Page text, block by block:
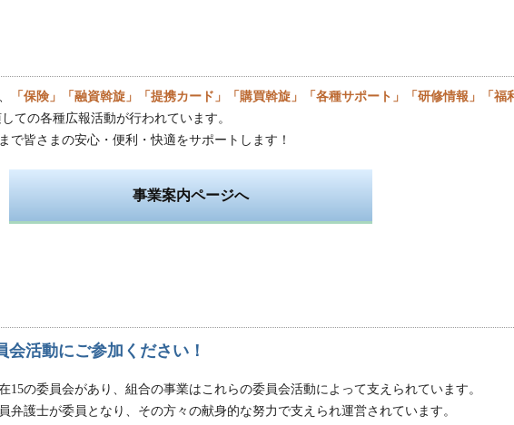
「保険」「融資斡旋」「提携カード」「購買斡旋」「各種サポート」「研修情報」「福
ての各種広報活動が行われています。
で皆さまの安心・便利・快適をサポートします！
事業案内ページへ
活動にご参加ください！
15の委員会があり、組合の事業はこれらの委員会活動によって支えられています。
弁護士が委員となり、その方々の献身的な努力で支えられ運営されています。